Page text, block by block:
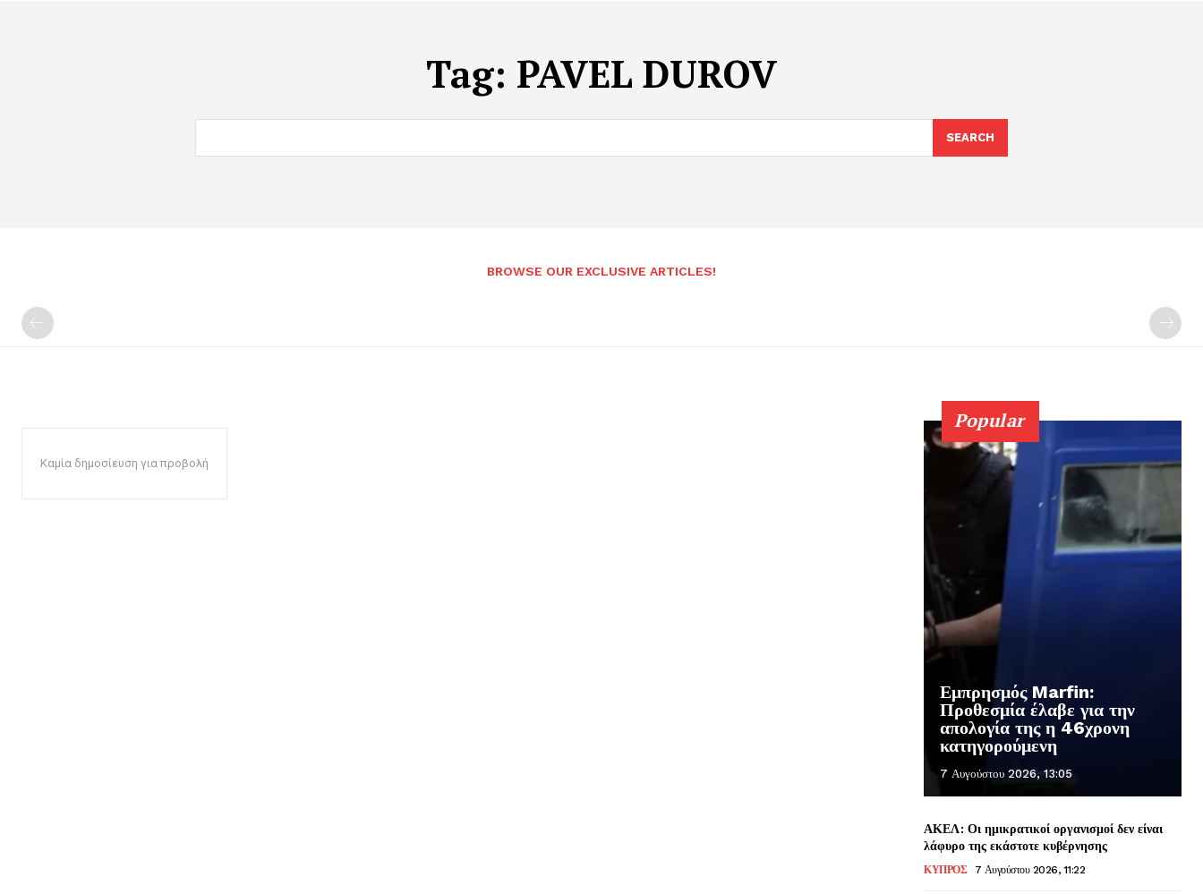
Tag: PAVEL DUROV
SEARCH
BROWSE OUR EXCLUSIVE ARTICLES!
Καμία δημοσίευση για προβολή
Popular
Εμπρησμός Marfin:
Προθεσμία έλαβε για την
απολογία της η 46χρονη
κατηγορούμενη
7 Αυγούστου 2026, 13:05
ΑΚΕΛ: Οι ημικρατικοί οργανισμοί δεν είναι
λάφυρο της εκάστοτε κυβέρνησης
ΚΥΠΡΟΣ 7 Αυγούστου 2026, 11:22